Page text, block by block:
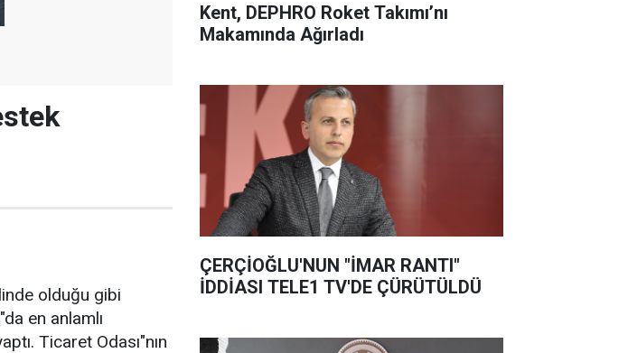
olduğu gibi
en anlamlı
Ticaret Odası"nın
Kent, DEPHRO Roket Takımı’nı
Makamında Ağırladı
ÇERÇİOĞLU'NUN "İMAR RANTI"
İDDİASI TELE1 TV'DE ÇÜRÜTÜLDÜ